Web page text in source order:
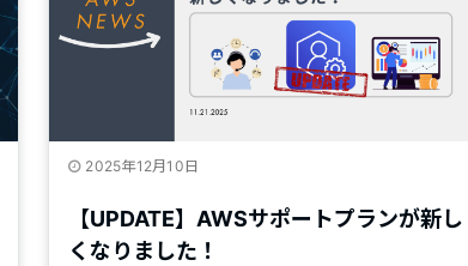
2025年12月10日
【UPDATE】AWSサポートプランが新し
くなりました！